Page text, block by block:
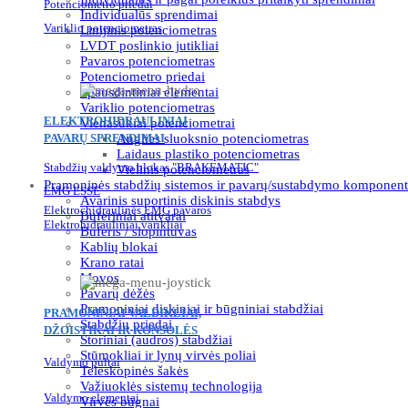
Individualūs sprendimai
Linijinis potenciometras
LVDT poslinkio jutikliai
Pavaros potenciometras
Potenciometro priedai
Spausdintiniai elementai
Variklio potenciometras
Vienasūkiai potenciometrai
Anglies sluoksnio potenciometras
Laidaus plastiko potenciometras
Vielinis potenciometras
Pramoninės stabdžių sistemos ir pavarų/sustabdymo
Avarinis suportinis diskinis stabdys
Buferiniai atitvarai
Buferis / slopintuvas
Kablių blokai
Krano ratai
Movos
Pavarų dėžės
Pramoniniai diskiniai ir būgniniai stabdžiai
Stabdžių priedai
Storiniai (audros) stabdžiai
Stūmokliai ir lynų virvės poliai
Teleskopinės šakės
Važiuoklės sistemų technologija
Virvės būgnai
Potenciometro priedai
Variklio potenciometras
ELEKTROHIDRAULINIAI
PAVARŲ SPRENDIMAI
Stabdžių valdymo blokas "BRAKEMATIC"
EMG ESSE
Elektrochidraulinės EMG pavaros
Elektrohidrauliniai varikliai
PRAMONINIAI VALDIKLIAI,
DŽOISTIKAI IR KONSOLĖS
Valdymo pultai
Valdymo elementai